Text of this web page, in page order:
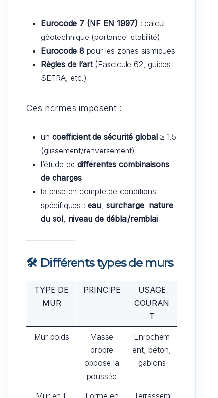
Eurocode 7 (NF EN 1997) : calcul
géotechnique (portance, stabilité)
Eurocode 8 pour les zones sismiques
Règles de l’art(Fascicule 62, guides
SETRA, etc.)
Ces normes imposent :
un coefficient de sécurité global ≥ 1.5
(glissement/renversement)
l’étude de différentes combinaisons
de charges
la prise en compte de conditions
spécifiques : eau surcharge nature
du sol niveau de déblai/remblai
🛠️ Différents types de murs
TYPE DE
MUR
PRINCIPE
USAGE
COURAN
T
Mur poids
Masse
propre
oppose la
poussée
Enrochem
ent, béton,
gabions
Mur en L Forme en Terrassem